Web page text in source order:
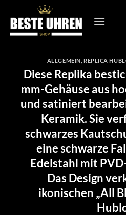
Inhalt
springen
ALLGEMEIN REPLICA
Diese Replika
mm-Gehäuse aus
und satiniert
Keramik. Sie
schwarzes
eine schwarze
Edelstahl mit
Das Design
ikonischen „All